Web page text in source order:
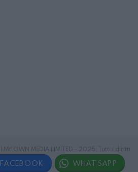
riservati.
FACEBOOK WHATSAPP